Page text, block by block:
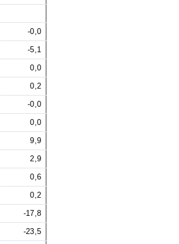
-0,0
-5,1
0,0
0,2
-0,0
0,0
9,9
2,9
0,6
0,2
-17,8
-23,5